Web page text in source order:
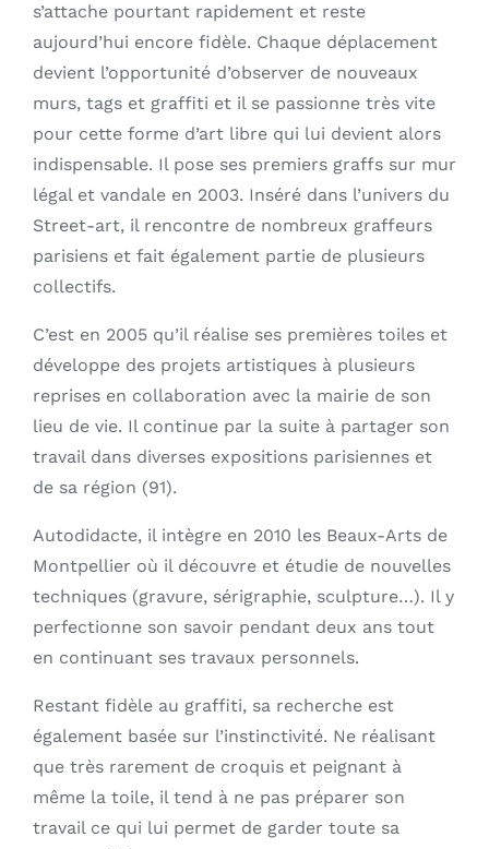
s’attache pourtant rapidement et reste
aujourd’hui encore fidèle. Chaque déplacement
devient l’opportunité d’observer de nouveaux
murs, tags et graffiti et il se passionne très vite
pour cette forme d’art libre qui lui devient alors
indispensable. Il pose ses premiers graffs sur mur
légal et vandale en 2003. Inséré dans l’univers du
Street-art, il rencontre de nombreux graffeurs
parisiens et fait également partie de plusieurs
collectifs.
C’est en 2005 qu’il réalise ses premières toiles et
développe des projets artistiques à plusieurs
reprises en collaboration avec la mairie de son
lieu de vie. Il continue par la suite à partager son
travail dans diverses expositions parisiennes et
de sa région (91).
Autodidacte, il intègre en 2010 les Beaux-Arts de
Montpellier où il découvre et étudie de nouvelles
techniques (gravure, sérigraphie, sculpture…). Il y
perfectionne son savoir pendant deux ans tout
en continuant ses travaux personnels.
Restant fidèle au graffiti, sa recherche est
également basée sur l’instinctivité. Ne réalisant
que très rarement de croquis et peignant à
même la toile, il tend à ne pas préparer son
travail ce qui lui permet de garder toute sa